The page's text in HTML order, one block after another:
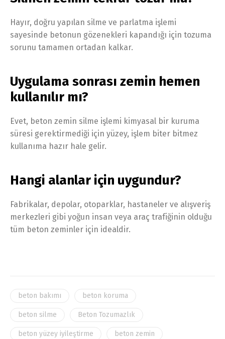
Hayır, doğru yapılan silme ve parlatma işlemi
sayesinde betonun gözenekleri kapandığı için tozuma
sorunu tamamen ortadan kalkar.
Uygulama sonrası zemin hemen
kullanılır mı?
Evet, beton zemin silme işlemi kimyasal bir kuruma
süresi gerektirmediği için yüzey, işlem biter bitmez
kullanıma hazır hale gelir.
Hangi alanlar için uygundur?
Fabrikalar, depolar, otoparklar, hastaneler ve alışveriş
merkezleri gibi yoğun insan veya araç trafiğinin olduğu
tüm beton zeminler için idealdir.
beton bakımı beton koruma
beton silme Beton Tozumazlık
beton yüzey iyileştirme beton zemin